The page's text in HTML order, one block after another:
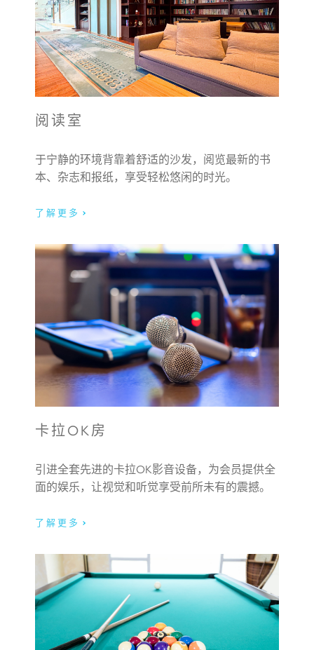
阅读室
于宁静的环境背靠着舒适的沙发，阅览最新的书
本、杂志和报纸，享受轻松悠闲的时光。
了解更多
卡拉OK房
引进全套先进的卡拉OK影音设备，为会员提供全
面的娱乐，让视觉和听觉享受前所未有的震撼。
了解更多